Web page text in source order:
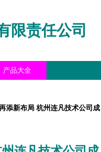
限责任公司
产品大全
添新布局 杭州连凡技术公司成